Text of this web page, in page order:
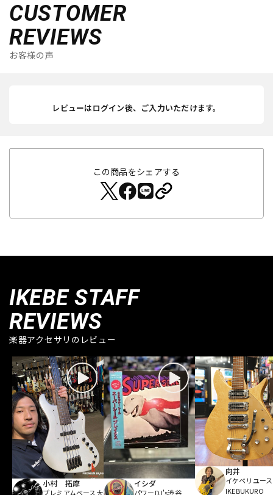
CUSTOMER
REVIEWS
お客様の声
レビューはログイン後、ご入力いただけます。
この商品をシェアする
IKEBE STAFF
REVIEWS
楽器アクセサリのレビュー
小村 拓摩
プレミアムベース大
イシダ
パワーDJ's渋谷
向井
イケベリユース
IKEBUKURO